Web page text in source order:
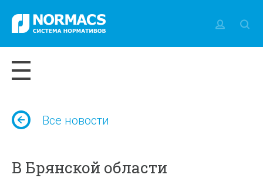
Все новости
В Брянской области